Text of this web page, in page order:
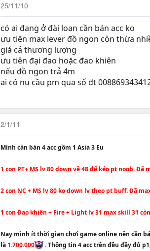
25/11/10
có ai đang ở đài loan cần bán acc ko
ưu tiên max lever đồ ngon còn thừa
giá cả thương lượng
ưu tiên đại đao hoặc đao khiên
nếu đồ ngon trả 4m
ai có nu cầu pm qua số đt
2/1/11
Mình càn bán 4 acc gồm 1 Asia 3 Eu
1 con PT+ MS lv 80 down về 48 để kéo pt noob. Đã
2 con NC + MS lv 80 ko down lv theo pt buff. Đã
1 con Đao khiên + Fire + Light lv 31 max skill 31
Nay mình ít thời gian chơi game online nên cần
là1.700.000
. Thông tin 4 acc trên đều đầy đủ